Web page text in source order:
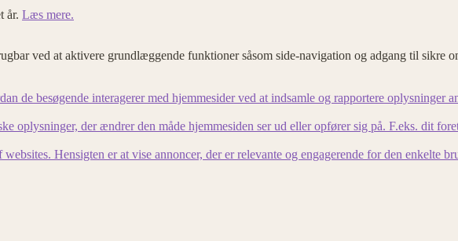
år. Læs mere.
ved at aktivere grundlæggende funktioner såsom side-navigation og adgang til sikre
de besøgende interagerer med hjemmesider ved at indsamle og rapportere oplysninger
oplysninger, der ændrer den måde hjemmesiden ser ud eller opfører sig på. F.eks. dit
Hensigten er at vise annoncer, der er relevante og engagerende for den enkelte